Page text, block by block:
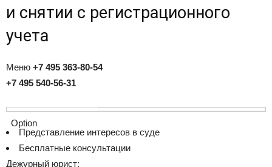
и снятии с регистрационного
учета
Меню +7 495 363-80-54
+7 495 540-56-31
Представление интересов в суде
Бесплатные консультации
Дежурный юрист: